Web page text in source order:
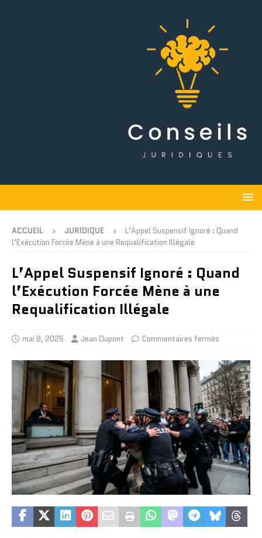
ACCUEIL JURIDIQUE
L’Appel Suspensif Ignoré : Quand
l’Exécution Forcée Mène à une Requalification Illégale
L’Appel Suspensif Ignoré : Quand
l’Exécution Forcée Mène à une
Requalification Illégale
mai 8, 2025 Jean Dupont Commentaires fermés